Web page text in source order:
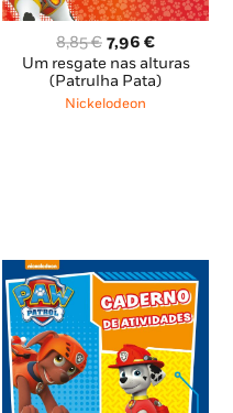
8,85€ O
preço
original
era:
7,96€O
preço
atual
Um resgate nas alturas
(Patrulha Pata)
Nickelodeon